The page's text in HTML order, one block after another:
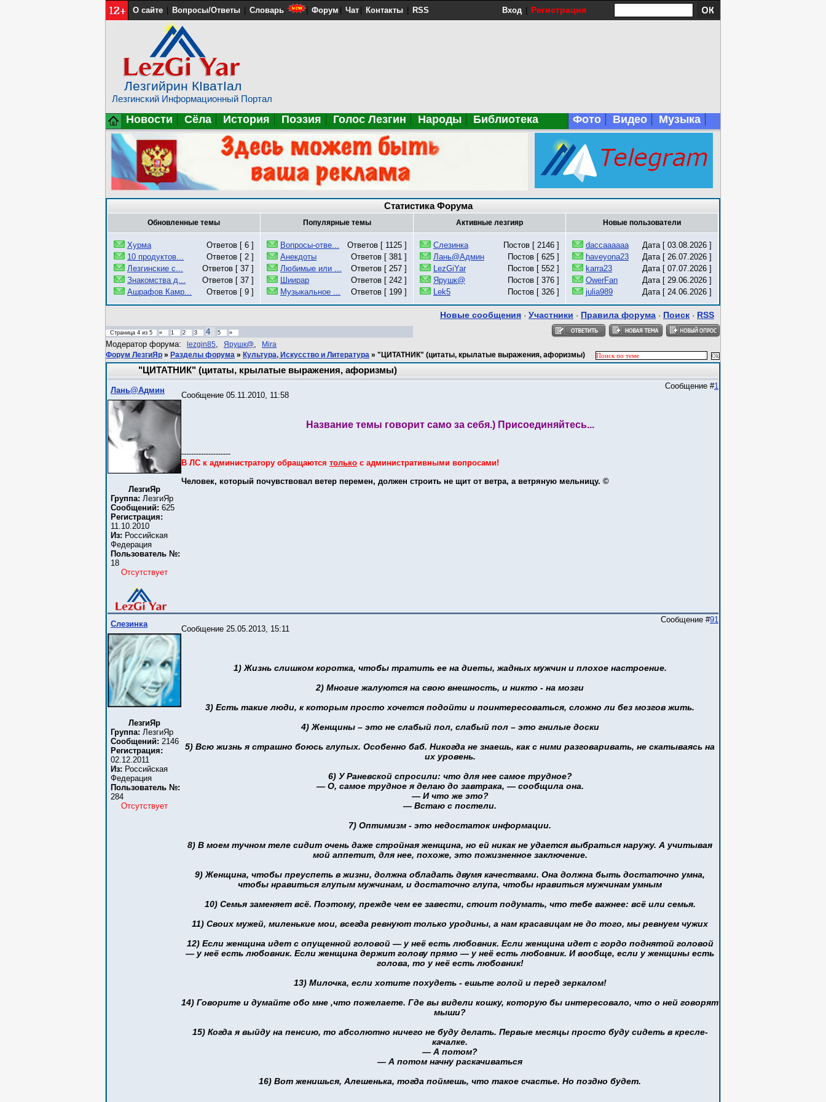
О сайте Вопросы/Ответы Словарь Форум Чат Контакты RSS Вход Регистрация
Лезгийрин КIватIал
Лезгинский Информационный Портал
Новости Сёла История Поэзия Голос Лезгин Народы Библиотека Фото Видео Музыка
Статистика Форума
Обновленные темы Популярные темы Активные лезгияр Новые пользователи
Хурма
Ответов [ 6 ]
10 продуктов...
Ответов [ 2 ]
Лезгинские с...
Ответов [ 37 ]
Знакомства д...
Ответов [ 37 ]
Ашрафов Камр...
Ответов [ 9 ]
Вопросы-отве...
Ответов [ 1125 ]
Анекдоты
Ответов [ 381 ]
Любимые или ...
Ответов [ 257 ]
Шиирар
Ответов [ 242 ]
Музыкальное ...
Ответов [ 199 ]
Слезинка
Постов [ 2146 ]
Лань@Админ
Постов [ 625 ]
LezGiYar
Постов [ 552 ]
Ярушк@
Постов [ 376 ]
Lek5
Постов [ 326 ]
daccaaaaaa
Дата [ 03.08.2026 ]
haveyona23
Дата [ 26.07.2026 ]
karra23
Дата [ 07.07.2026 ]
OwerFan
Дата [ 29.06.2026 ]
julia989
Дата [ 24.06.2026 ]
Новые сообщения · Участники · Правила форума · Поиск · RSS
Страница 4 из 5 « 1 2 3 4 5 »
Модератор форума: lezgin85, Ярушк@,
Mira
Форум ЛезгиЯр » Разделы форума » Культура, Искусство и Литература » "ЦИТАТНИК" (цитаты, крылатые выражения, афоризмы)
"ЦИТАТНИК" (цитаты, крылатые выражения, афоризмы)
Лань@Админ
Сообщение 05.11.2010, 11:58
Сообщение #1
ЛезгиЯр
Группа: ЛезгиЯр
Сообщений: 625
Регистрация:
11.10.2010
Из: Российская
Федерация
Пользователь №:
18
Отсутствует
Название темы говорит само за себя.) Присоединяйтесь...
--------------------
В ЛС к администратору обращаются только с административными вопросами!
Человек, который почувствовал ветер перемен, должен строить не щит от ветра, а ветряную мельницу. ©
Слезинка
Сообщение 25.05.2013, 15:11
Сообщение #91
ЛезгиЯр
Группа: ЛезгиЯр
Сообщений: 2146
Регистрация:
02.12.2011
Из: Российская
Федерация
Пользователь №:
284
Отсутствует
1) Жизнь слишком коротка, чтобы тратить ее на диеты, жадных мужчин и плохое настроение.
2) Многие жалуются на свою внешность, и никто - на мозги
3) Есть такие люди, к которым просто хочется подойти и поинтересоваться, сложно ли без мозгов жить.
4) Женщины – это не слабый пол, слабый пол – это гнилые доски
5) Всю жизнь я страшно боюсь глупых. Особенно баб. Никогда не знаешь, как с ними разговаривать, не скатываясь на
их уровень.
6) У Раневской спросили: что для нее самое трудное?
— О, самое трудное я делаю до завтрака, — сообщила она.
— И что же это?
— Встаю с постели.
7) Оптимизм - это недостаток информации.
8) В моем тучном теле сидит очень даже стройная женщина, но ей никак не удается выбраться наружу. А учитывая
мой аппетит, для нее, похоже, это пожизненное заключение.
9) Женщина, чтобы преуспеть в жизни, должна обладать двумя качествами. Она должна быть достаточно умна,
чтобы нравиться глупым мужчинам, и достаточно глупа, чтобы нравиться мужчинам умным
10) Семья заменяет всё. Поэтому, прежде чем ее завести, стоит подумать, что тебе важнее: всё или семья.
11) Своих мужей, миленькие мои, всегда ревнуют только уродины, а нам красавицам не до того, мы ревнуем чужих
12) Если женщина идет с опущенной головой — у неё есть любовник. Если женщина идет с гордо поднятой головой
— у неё есть любовник. Если женщина держит голову прямо — у неё есть любовник. И вообще, если у женщины есть
голова, то у неё есть любовник!
13) Милочка, если хотите похудеть - ешьте голой и перед зеркалом!
14) Говорите и думайте обо мне ,что пожелаете. Где вы видели кошку, которую бы интересовало, что о ней говорят
мыши?
15) Когда я выйду на пенсию, то абсолютно ничего не буду делать. Первые месяцы просто буду сидеть в кресле-
качалке.
— А потом?
— А потом начну раскачиваться
16) Вот женишься, Алешенька, тогда поймешь, что такое счастье. Но поздно будет.